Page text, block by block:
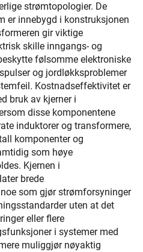
strømtopologier. De
er innebygd i konstruksjonen
gir viktige
skille inngangs- og
følsomme elektroniske
og jordløkksproblemer
Kostnadseffektivitet er
bruk av kjerner i
disse komponentene
induktorer og transformere,
komponenter og
som høye
Kjernen i
brede
som gjør strømforsyninger
uten at det
eller flere
i systemer med
muliggjør nøyaktig